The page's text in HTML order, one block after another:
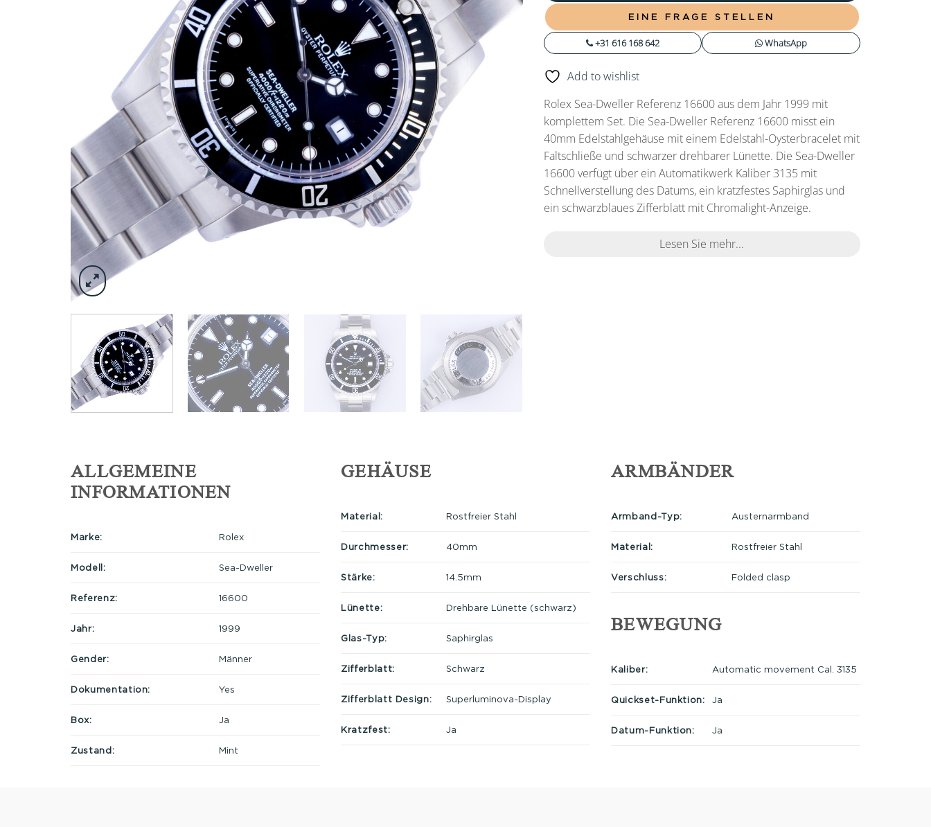
EINE FRAGE STELLEN
+31 616 168 642 WhatsApp
Add to wishlist
Rolex Sea-Dweller Referenz 16600 aus dem Jahr 1999 mit
komplettem Set. Die Sea-Dweller Referenz 16600 misst ein
40mm Edelstahlgehäuse mit einem Edelstahl-Oysterbracelet mit
Faltschließe und schwarzer drehbarer Lünette. Die Sea-Dweller
16600 verfügt über ein Automatikwerk Kaliber 3135 mit
Schnellverstellung des Datums, ein kratzfestes Saphirglas und
ein schwarzblaues Zifferblatt mit Chromalight-Anzeige.
Lesen Sie mehr...
ALLGEMEINE
INFORMATIONEN
Marke: Rolex
Modell: Sea-Dweller
Referenz: 16600
Jahr: 1999
Gender: Männer
Dokumentation: Yes
Box: Ja
Zustand: Mint
GEHÄUSE
Material: Rostfreier Stahl
Durchmesser: 40mm
Stärke: 14.5mm
Lünette: Drehbare Lünette (schwarz)
Glas-Typ: Saphirglas
Zifferblatt: Schwarz
Zifferblatt Design: Superluminova-Display
Kratzfest: Ja
ARMBÄNDER
Armband-Typ: Austernarmband
Material: Rostfreier Stahl
Verschluss: Folded clasp
BEWEGUNG
Kaliber: Automatic movement Cal. 3135
Quickset-Funktion: Ja
Datum-Funktion: Ja